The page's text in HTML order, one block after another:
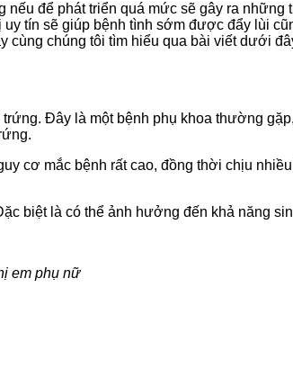
để phát triển quá mức sẽ gây ra những
tín sẽ giúp bệnh tình sớm được đẩy lùi
cùng chúng tôi tìm hiểu qua bài viết dưới
Đây là một bệnh phụ khoa thường
cơ mắc bệnh rất cao, đồng thời chịu
biệt là có thể ảnh hưởng đến khả năng
em phụ nữ